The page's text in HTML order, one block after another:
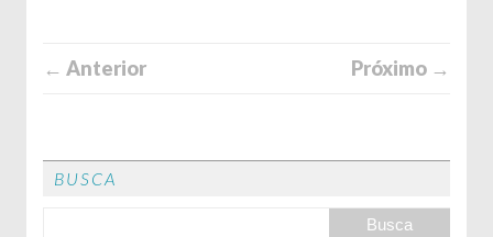
← Anterior Próximo →
BUSCA